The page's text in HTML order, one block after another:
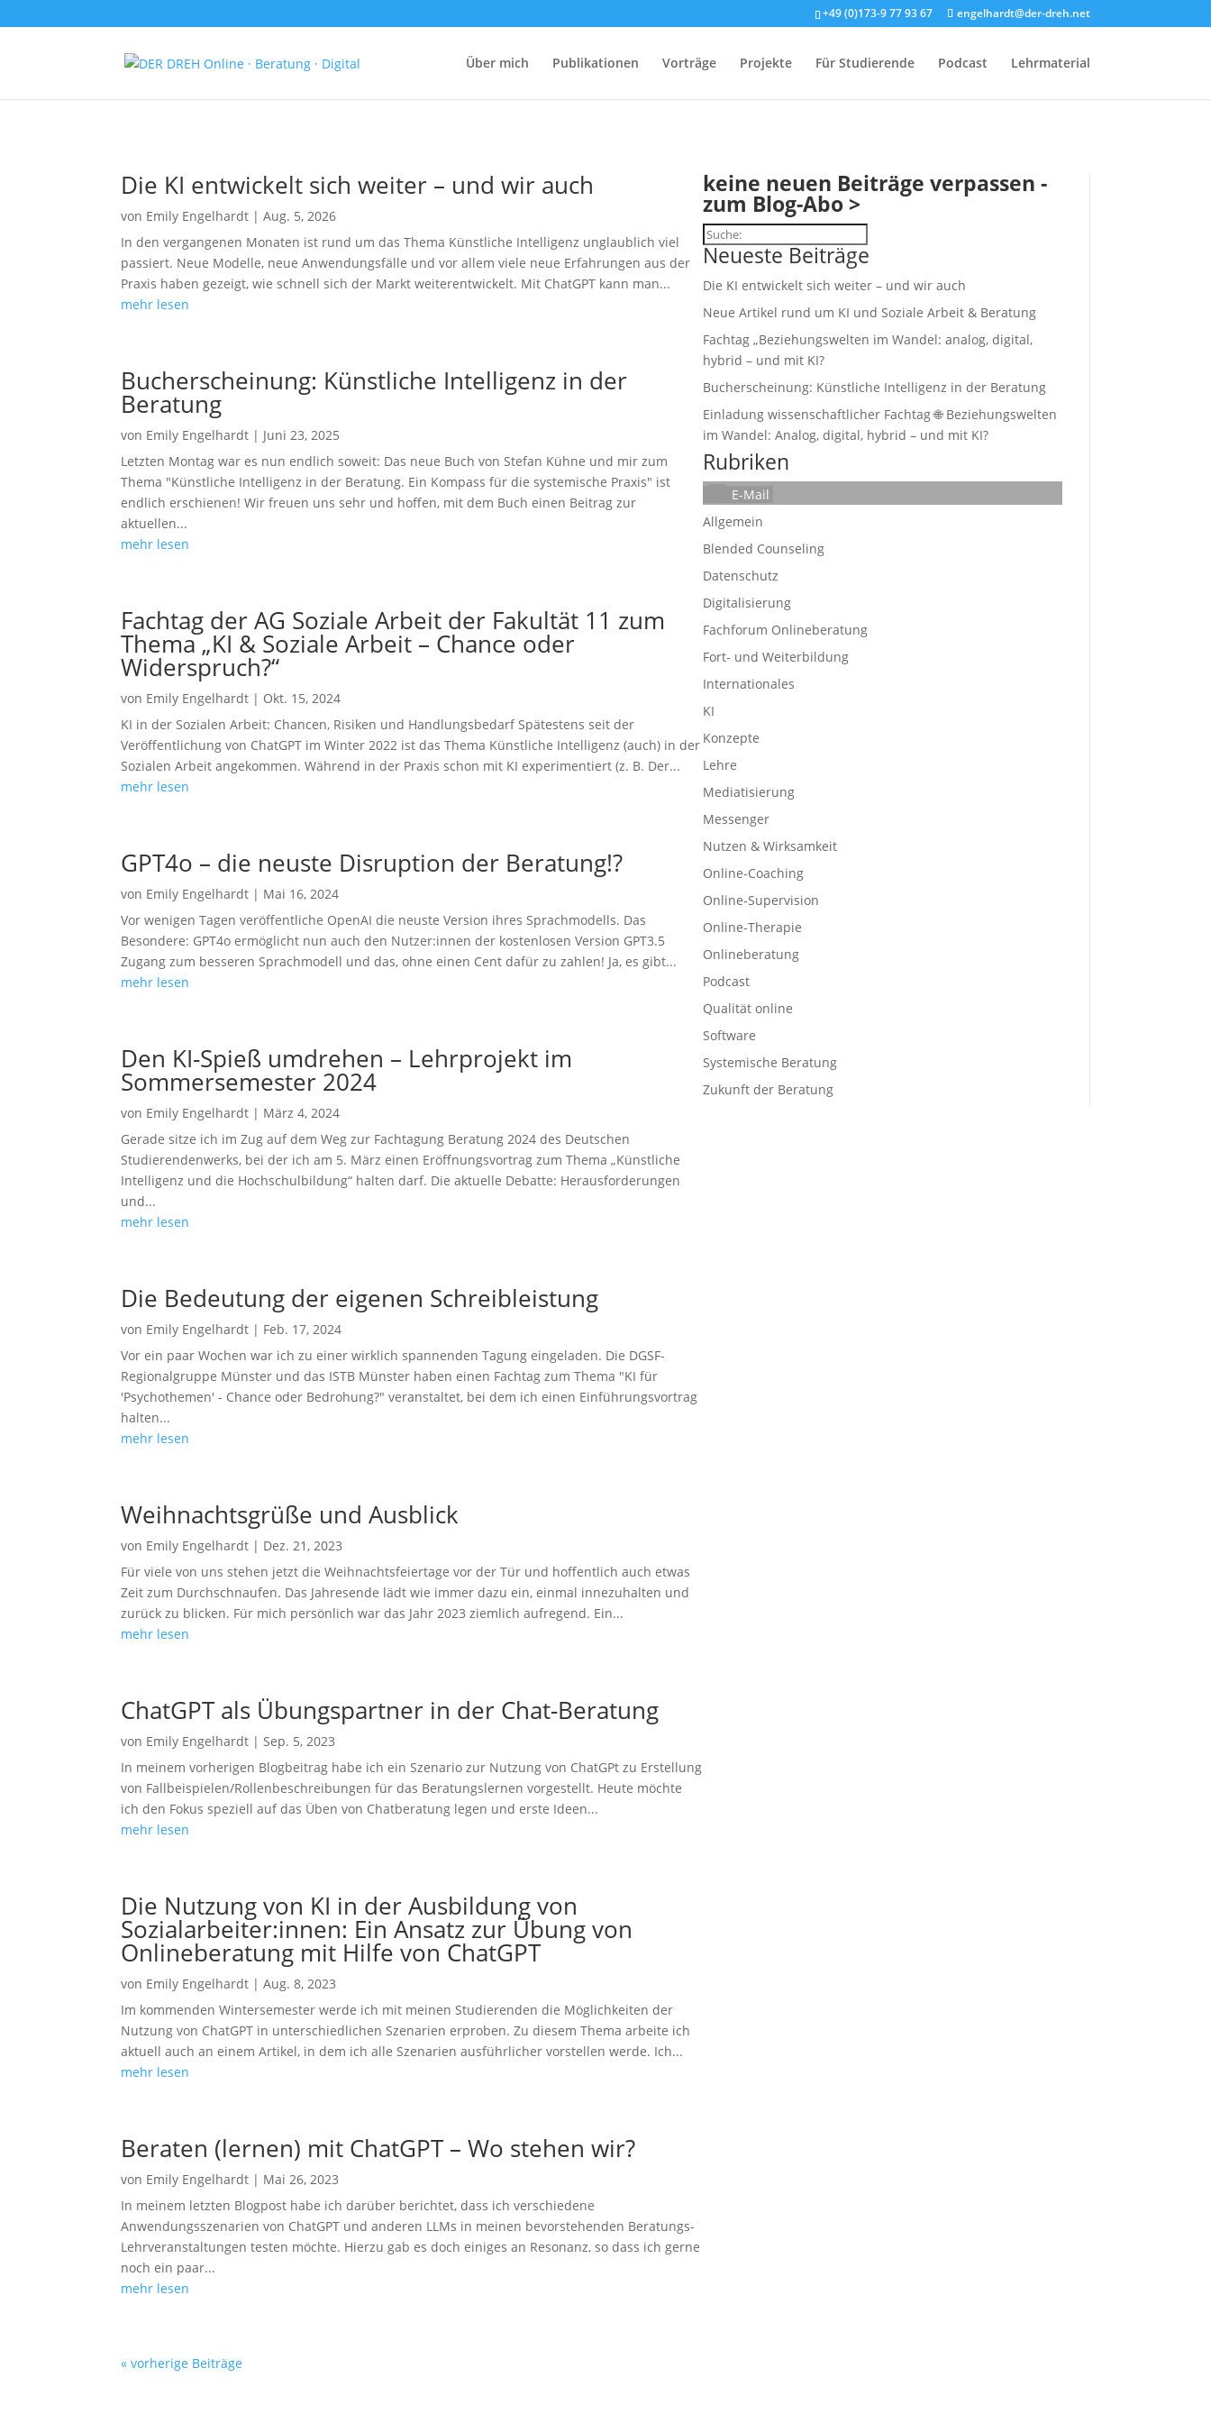
+49 (0)173-9 77 93 67 engelhardt@der-dreh.net
Über mich Publikationen Vorträge Projekte Für Studierende Podcast Lehrmaterial
Die KI entwickelt sich weiter – und wir auch
von Emily Engelhardt |Aug. 5, 2026
In den vergangenen Monaten ist rund um das Thema Künstliche Intelligenz unglaublich viel
passiert. Neue Modelle, neue Anwendungsfälle und vor allem viele neue Erfahrungen aus der
Praxis haben gezeigt, wie schnell sich der Markt weiterentwickelt. Mit ChatGPT kann man...
mehr lesen
Bucherscheinung: Künstliche Intelligenz in der
Beratung
von Emily Engelhardt | Juni 23, 2025
Letzten Montag war es nun endlich soweit: Das neue Buch von Stefan Kühne und mir zum
Thema "Künstliche Intelligenz in der Beratung. Ein Kompass für die systemische Praxis" ist
endlich erschienen! Wir freuen uns sehr und hoffen, mit dem Buch einen Beitrag zur
aktuellen...
mehr lesen
Fachtag der AG Soziale Arbeit der Fakultät 11 zum
Thema „KI & Soziale Arbeit – Chance oder
Widerspruch?“
von Emily Engelhardt | Okt. 15, 2024
KI in der Sozialen Arbeit: Chancen, Risiken und Handlungsbedarf Spätestens seit der
Veröffentlichung von ChatGPT im Winter 2022 ist das Thema Künstliche Intelligenz (auch) in der
Sozialen Arbeit angekommen. Während in der Praxis schon mit KI experimentiert (z. B. Der...
mehr lesen
GPT4o – die neuste Disruption der Beratung!?
von Emily Engelhardt | Mai 16, 2024
Vor wenigen Tagen veröffentliche OpenAI die neuste Version ihres Sprachmodells. Das
Besondere: GPT4o ermöglicht nun auch den Nutzer:innen der kostenlosen Version GPT3.5
Zugang zum besseren Sprachmodell und das, ohne einen Cent dafür zu zahlen! Ja, es gibt...
mehr lesen
Den KI-Spieß umdrehen – Lehrprojekt im
Sommersemester 2024
von Emily Engelhardt | März 4, 2024
Gerade sitze ich im Zug auf dem Weg zur Fachtagung Beratung 2024 des Deutschen
Studierendenwerks, bei der ich am 5. März einen Eröffnungsvortrag zum Thema „Künstliche
Intelligenz und die Hochschulbildung“ halten darf. Die aktuelle Debatte: Herausforderungen
und...
mehr lesen
Die Bedeutung der eigenen Schreibleistung
von Emily Engelhardt | Feb. 17, 2024
Vor ein paar Wochen war ich zu einer wirklich spannenden Tagung eingeladen. Die DGSF-
Regionalgruppe Münster und das ISTB Münster haben einen Fachtag zum Thema "KI für
'Psychothemen' - Chance oder Bedrohung?" veranstaltet, bei dem ich einen Einführungsvortrag
halten...
mehr lesen
Weihnachtsgrüße und Ausblick
von Emily Engelhardt | Dez. 21, 2023
Für viele von uns stehen jetzt die Weihnachtsfeiertage vor der Tür und hoffentlich auch etwas
Zeit zum Durchschnaufen. Das Jahresende lädt wie immer dazu ein, einmal innezuhalten und
zurück zu blicken. Für mich persönlich war das Jahr 2023 ziemlich aufregend. Ein...
mehr lesen
ChatGPT als Übungspartner in der Chat-Beratung
von Emily Engelhardt | Sep. 5, 2023
In meinem vorherigen Blogbeitrag habe ich ein Szenario zur Nutzung von ChatGPt zu Erstellung
von Fallbeispielen/Rollenbeschreibungen für das Beratungslernen vorgestellt. Heute möchte
ich den Fokus speziell auf das Üben von Chatberatung legen und erste Ideen...
mehr lesen
Die Nutzung von KI in der Ausbildung von
Sozialarbeiter:innen: Ein Ansatz zur Übung von
Onlineberatung mit Hilfe von ChatGPT
von Emily Engelhardt |Aug. 8, 2023
Im kommenden Wintersemester werde ich mit meinen Studierenden die Möglichkeiten der
Nutzung von ChatGPT in unterschiedlichen Szenarien erproben. Zu diesem Thema arbeite ich
aktuell auch an einem Artikel, in dem ich alle Szenarien ausführlicher vorstellen werde. Ich...
mehr lesen
Beraten (lernen) mit ChatGPT – Wo stehen wir?
von Emily Engelhardt | Mai 26, 2023
In meinem letzten Blogpost habe ich darüber berichtet, dass ich verschiedene
Anwendungsszenarien von ChatGPT und anderen LLMs in meinen bevorstehenden Beratungs-
Lehrveranstaltungen testen möchte. Hierzu gab es doch einiges an Resonanz, so dass ich gerne
noch ein paar...
mehr lesen
« vorherige Beiträge
keine neuen Beiträge verpassen -
zum Blog-Abo >
Suchen
Neueste Beiträge
Die KI entwickelt sich weiter – und wir auch
Neue Artikel rund um KI und Soziale Arbeit & Beratung
Fachtag „Beziehungswelten im Wandel: analog, digital,
hybrid – und mit KI?
Bucherscheinung: Künstliche Intelligenz in der Beratung
Einladung wissenschaftlicher Fachtag 🌐 Beziehungswelten
im Wandel: Analog, digital, hybrid – und mit KI?
Rubriken
E-Mail
Allgemein
Blended Counseling
Datenschutz
Digitalisierung
Fachforum Onlineberatung
Fort- und Weiterbildung
Internationales
KI
Konzepte
Lehre
Mediatisierung
Messenger
Nutzen & Wirksamkeit
Online-Coaching
Online-Supervision
Online-Therapie
Onlineberatung
Podcast
Qualität online
Software
Systemische Beratung
Zukunft der Beratung